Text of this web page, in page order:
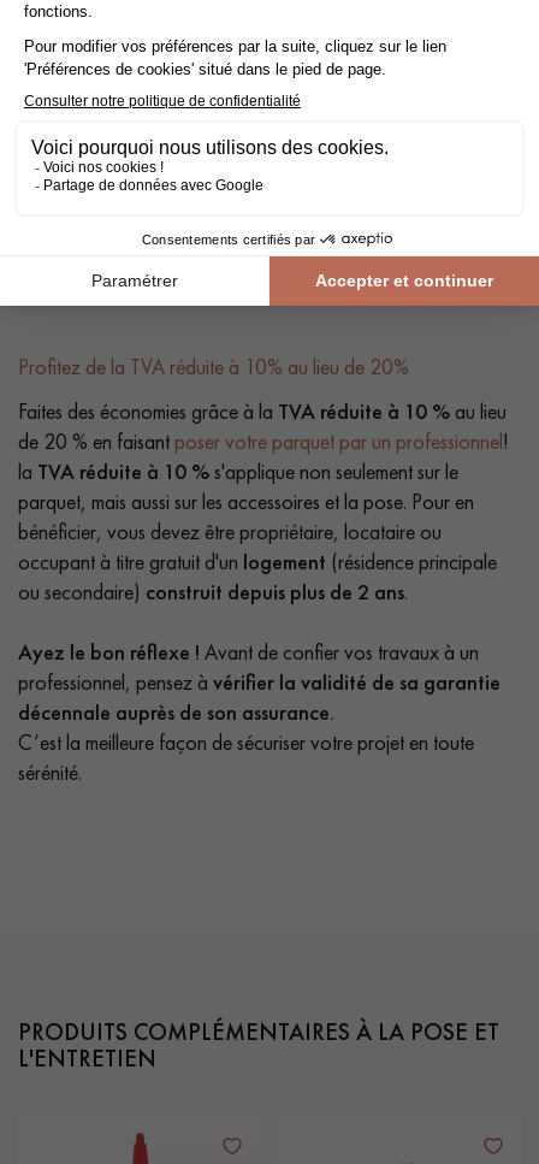
Profitez de la TVA réduite à 10% au lieu de 20%
Faites des économies grâce à la TVA réduite à 10 % au lieu
de 20 % en faisant poser votre parquet par un professionnel!
la TVA réduite à 10 %s'applique non seulement sur le
parquet, mais aussi sur les accessoires et la pose. Pour en
bénéficier, vous devez être propriétaire, locataire ou
occupant à titre gratuit d'un logement (résidence principale
ou secondaire) construit depuis plus de 2 ans.
Ayez le bon réflexe ! Avant de confier vos travaux à un
professionnel, pensez à vérifier la validité de sa garantie
décennale auprès de son assurance.
C’est la meilleure façon de sécuriser votre projet en toute
sérénité.
PRODUITS COMPLÉMENTAIRES À LA POSE ET
L'ENTRETIEN